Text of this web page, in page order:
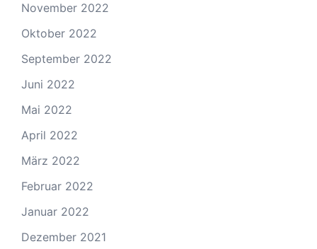
November 2022
Oktober 2022
September 2022
Juni 2022
Mai 2022
April 2022
März 2022
Februar 2022
Januar 2022
Dezember 2021